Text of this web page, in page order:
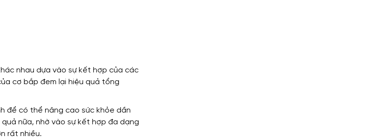
nhau dựa vào sự kết hợp của các
cơ bắp đem lại hiệu quả tổng
để có thể nâng cao sức khỏe dần
nữa, nhờ vào sựkết hợp đa dạng
rất nhiều.